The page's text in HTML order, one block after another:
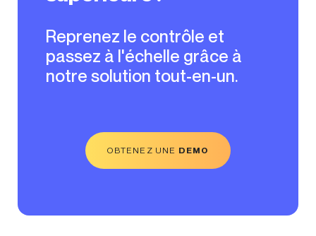
Reprenez le contrôle et
passez à l'échelle grâce à
notre solution tout-en-un.
OBTENEZ UNE DEMO